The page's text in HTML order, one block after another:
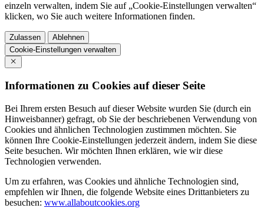
einzeln verwalten, indem Sie auf „Cookie-Einstellungen verwalten“
klicken, wo Sie auch weitere Informationen finden.
Zulassen
Ablehnen
Cookie-Einstellungen verwalten
Informationen zu Cookies auf dieser Seite
Bei Ihrem ersten Besuch auf dieser Website wurden Sie (durch ein
Hinweisbanner) gefragt, ob Sie der beschriebenen Verwendung von
Cookies und ähnlichen Technologien zustimmen möchten. Sie
können Ihre Cookie-Einstellungen jederzeit ändern, indem Sie diese
Seite besuchen. Wir möchten Ihnen erklären, wie wir diese
Technologien verwenden.
Um zu erfahren, was Cookies und ähnliche Technologien sind,
empfehlen wir Ihnen, die folgende Website eines Drittanbieters zu
besuchen: www.allaboutcookies.org